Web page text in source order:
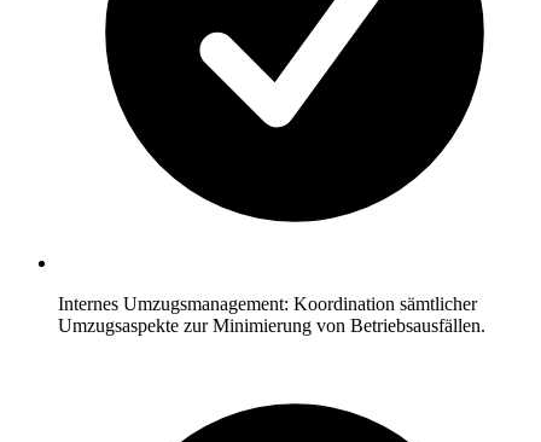
Internes Umzugsmanagement: Koordination sämtlicher
Umzugsaspekte zur Minimierung von Betriebsausfällen.